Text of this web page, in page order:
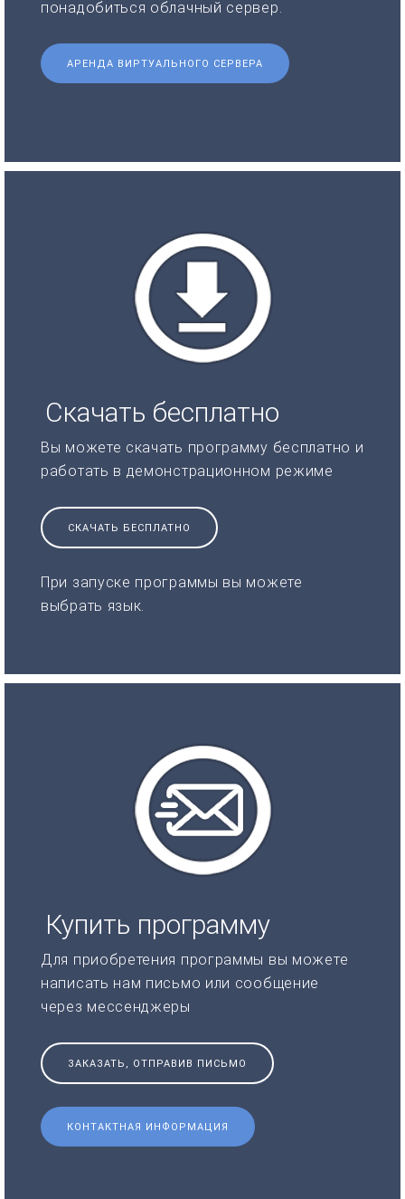
понадобиться облачный сервер.
АРЕНДА ВИРТУАЛЬНОГО СЕРВЕРА
Скачать бесплатно
Вы можете скачать программу бесплатно и
работать в демонстрационном режиме
СКАЧАТЬ БЕСПЛАТНО
При запуске программы вы можете
выбрать язык.
Купить программу
Для приобретения программы вы можете
написать нам письмо или сообщение
через мессенджеры
ЗАКАЗАТЬ, ОТПРАВИВ ПИСЬМО
КОНТАКТНАЯ ИНФОРМАЦИЯ